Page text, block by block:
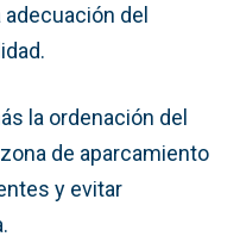
adecuación del
la ordenación del
de aparcamiento
y evitar